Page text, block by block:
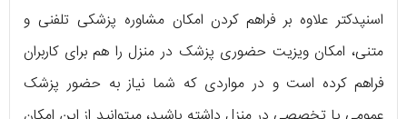
اسنپ‎دکتر علاوه بر فراهم کردن امکان مشاوره پزشکی تلفنی و
متنی، امکان ویزیت حضوری پزشک در منزل را هم برای کاربران
فراهم کرده است و در مواردی که شما نیاز به حضور پزشک